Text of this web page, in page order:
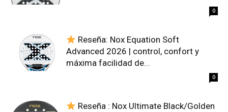
0
Reseña: Nox Equation Soft
Advanced 2026 | control, confort y
máxima facilidad de...
0
Reseña : Nox Ultimate Black/Golden